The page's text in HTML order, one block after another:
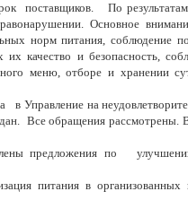
поставщиков. По
Основное
норм питания, соблюдение
качество и безопасность,
меню, отборе и хранении
Управление на
Все обращения рассмотрены.
предложения по
питания в организованных